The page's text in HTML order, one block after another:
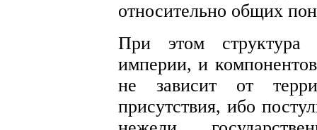
относительно общих
При этом структура
империи, и
не зависит от
присутствия, ибо